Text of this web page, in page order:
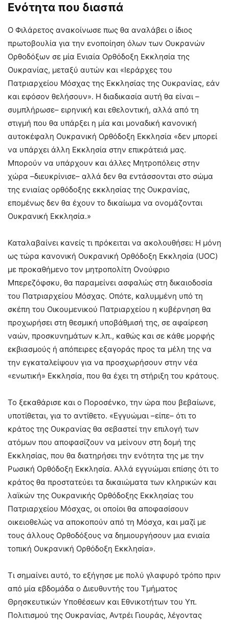
Ενότητα που διασπά
Ο Φιλάρετος ανακοίνωσε πως θα αναλάβει ο ίδιος
πρωτοβουλία για την ενοποίηση όλων των Ουκρανών
Ορθοδόξων σε μία Ενιαία Ορθόδοξη Εκκλησία της
Ουκρανίας, μεταξύ αυτών και «Ιεράρχες του
Πατριαρχείου Μόσχας της Εκκλησίας της Ουκρανίας, εάν
και εφόσον θελήσουν». Η διαδικασία αυτή θα είναι –
συμπλήρωσε– ειρηνική και εθελοντική, αλλά από τη
στιγμή που θα υπάρξει η μία και μοναδική κανονική
αυτοκέφαλη Ουκρανική Ορθόδοξη Εκκλησία «δεν μπορεί
να υπάρχει άλλη Εκκλησία στην επικράτειά μας.
Μπορούν να υπάρχουν και άλλες Μητροπόλεις στην
χώρα –διευκρίνισε– αλλά δεν θα εντάσσονται στο σώμα
της ενιαίας ορθόδοξης εκκλησίας της Ουκρανίας,
επομένως δεν θα έχουν το δικαίωμα να ονομάζονται
Ουκρανική Εκκλησία.»
Καταλαβαίνει κανείς τι πρόκειται να ακολουθήσει: Η μόνη
ως τώρα κανονική Ουκρανική Ορθόδοξη Εκκλησία (UOC)
με προκαθήμενο τον μητροπολίτη Ονούφριο
Μπερεζόφσκυ, θα παραμείνει ασφαλώς στη δικαιοδοσία
του Πατριαρχείου Μόσχας. Οπότε, καλυμμένη υπό τη
σκέπη του Οικουμενικού Πατριαρχείου η κυβέρνηση θα
προχωρήσει στη θεσμική υποβάθμισή της, σε αφαίρεση
ναών, προσκυνημάτων κ.λπ., καθώς και σε κάθε μορφής
εκβιασμούς ή απόπειρες εξαγοράς προς τα μέλη της να
την εγκαταλείψουν για να προσχωρήσουν στην νέα
«ενωτική» Εκκλησία, που θα έχει τη στήριξη του κράτους.
Το ξεκαθάρισε και ο Ποροσένκο, την ώρα που βεβαίωνε,
υποτίθεται, για το αντίθετο. «Εγγυώμαι –είπε– ότι το
κράτος της Ουκρανίας θα σεβαστεί την επιλογή των
ατόμων που αποφασίζουν να μείνουν στη δομή της
Εκκλησίας, που θα διατηρήσει την ενότητα της με την
Ρωσική Ορθόδοξη Εκκλησία. Αλλά εγγυώμαι επίσης ότι το
κράτος θα προστατεύει τα δικαιώματα των κληρικών και
λαϊκών της Ουκρανικής Ορθόδοξης Εκκλησίας του
Πατριαρχείου Μόσχας, οι οποίοι θα αποφασίσουν
οικειοθελώς να αποκοπούν από τη Μόσχα, και μαζί με
τους άλλους Ορθοδόξους να δημιουργήσουν μια ενιαία
τοπική Ουκρανική Ορθόδοξη Εκκλησία».
Τι σημαίνει αυτό, το εξήγησε με πολύ γλαφυρό τρόπο πριν
από μία εβδομάδα ο Διευθυντής του Τμήματος
Θρησκευτικών Υποθέσεων και Εθνικοτήτων του Υπ.
Πολιτισμού της Ουκρανίας, Αντρέι Γιουράς, λέγοντας